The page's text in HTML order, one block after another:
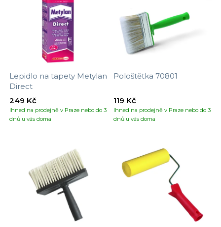
Lepidlo na tapety Metylan
Direct
Ihned na prodejně v Praze nebo do 3
dnů u vás doma
249 Kč
Pološtětka 70801
Ihned na prodejně v Praze nebo do 3
dnů u vás doma
119 Kč